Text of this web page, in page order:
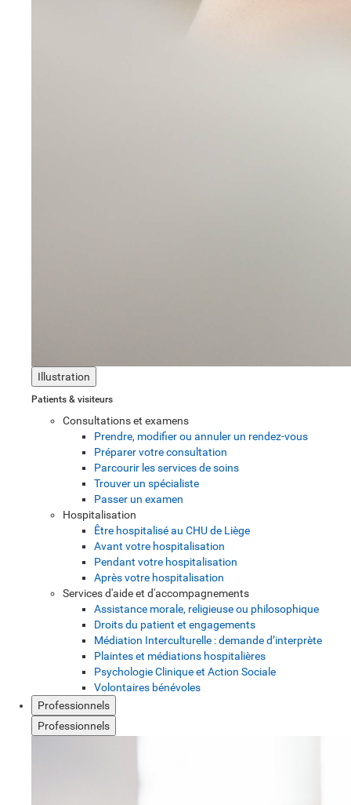
Illustration
Patients & visiteurs
Consultations et examens
Prendre, modifier ou annuler un rendez-vous
Préparer votre consultation
Parcourir les services de soins
Trouver un spécialiste
Passer un examen
Hospitalisation
Être hospitalisé au CHU de Liège
Avant votre hospitalisation
Pendant votre hospitalisation
Après votre hospitalisation
Services d'aide et d'accompagnements
Assistance morale, religieuse ou philosophique
Droits du patient et engagements
Médiation Interculturelle : demande d’interprète
Plaintes et médiations hospitalières
Psychologie Clinique et Action Sociale
Volontaires bénévoles
Professionnels
Professionnels